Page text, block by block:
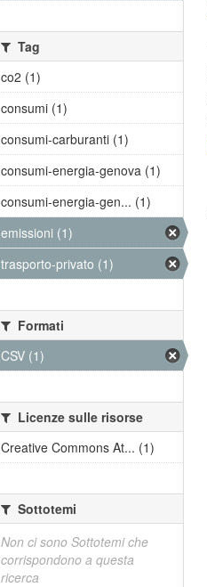
Tag
co2 (1)
consumi (1)
consumi-carburanti (1)
consumi-energia-genova (1)
consumi-energia-gen... (1)
emissioni (1)
trasporto-privato (1)
Formati
CSV (1)
Licenze sulle risorse
Creative Commons At... (1)
Sottotemi
Non ci sono Sottotemi che
corrispondono a questa
ricerca